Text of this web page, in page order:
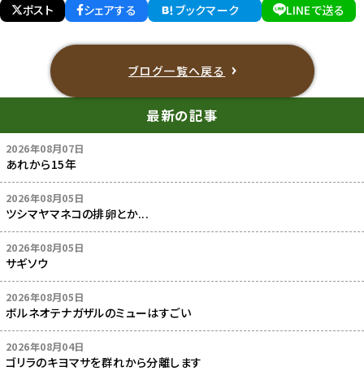
ポスト
シェアする ブックマーク LINEで送る
ブログ一覧へ戻る
最新の記事
2026年08月07日
あれから15年
2026年08月05日
ツシマヤマネコの排卵とか...
2026年08月05日
サギソウ
2026年08月05日
ボルネオテナガザルのミューはすごい
2026年08月04日
ゴリラのキヨマサを群れから分離します